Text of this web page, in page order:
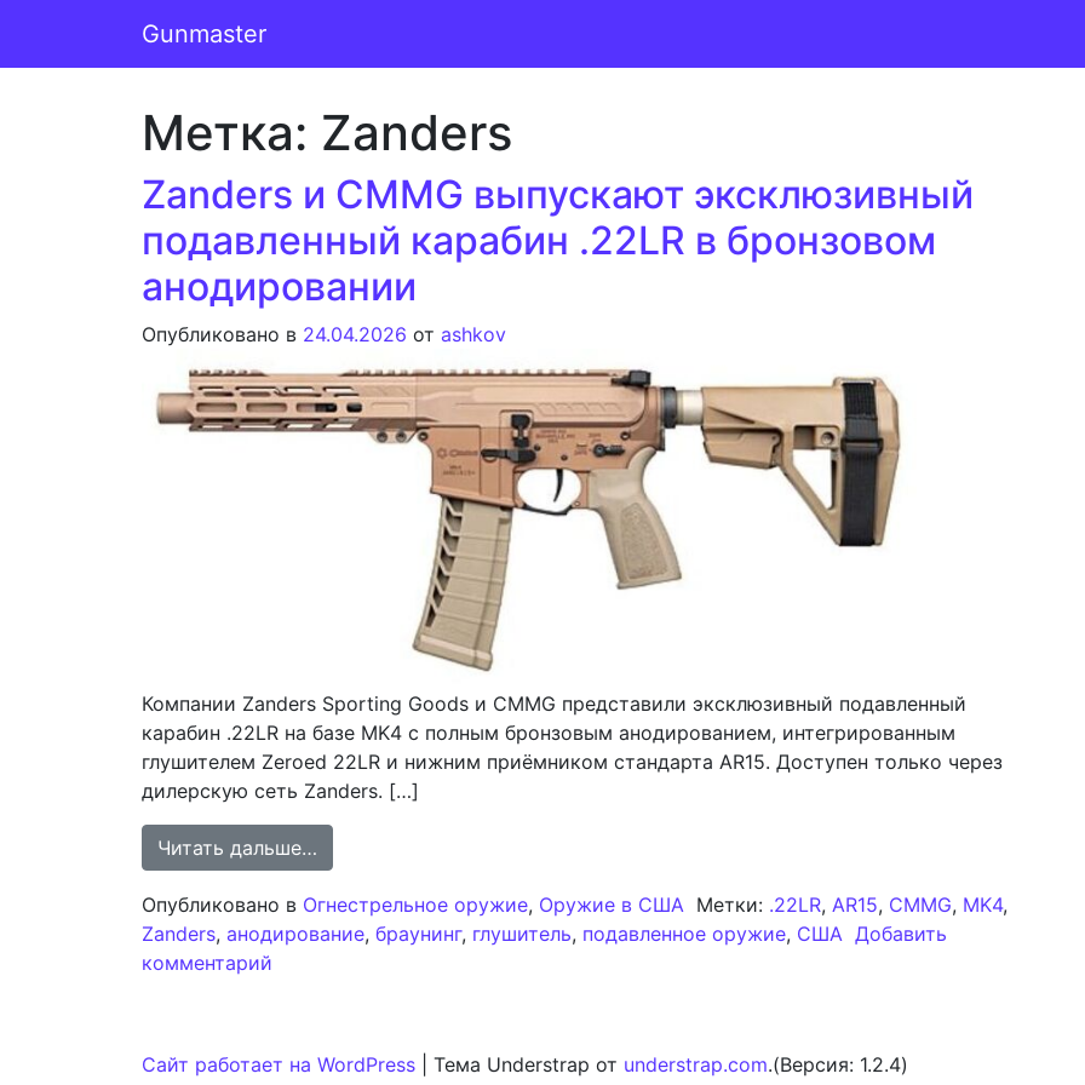
Основная навигация
Gunmaster
Метка: Zanders
Zanders и CMMG выпускают эксклюзивный
подавленный карабин .22LR в бронзовом
анодировании
Опубликовано в 24.04.2026 от ashkov
Компании Zanders Sporting Goods и CMMG представили эксклюзивный подавленный
карабин .22LR на базе MK4 с полным бронзовым анодированием, интегрированным
глушителем Zeroed 22LR и нижним приёмником стандарта AR15. Доступен только через
дилерскую сеть Zanders. […]
Читать дальше…
Опубликовано в Огнестрельное оружие, Оружие в США Метки: .22LR, AR15, CMMG, MK4,
Zanders, анодирование, браунинг, глушитель, подавленное оружие, США Добавить
комментарий
Сайт работает на WordPress Тема Understrap от understrap.com.(Версия: 1.2.4)